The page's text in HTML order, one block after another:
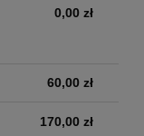
0,00 zł
60,00 zł
170,00 zł